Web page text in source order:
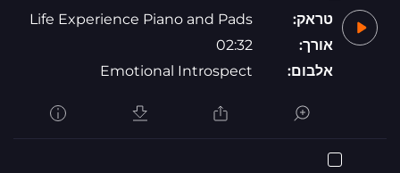
טראק:
Life Experience Piano and Pads
אורך:
02:32
אלבום:
Emotional Introspect